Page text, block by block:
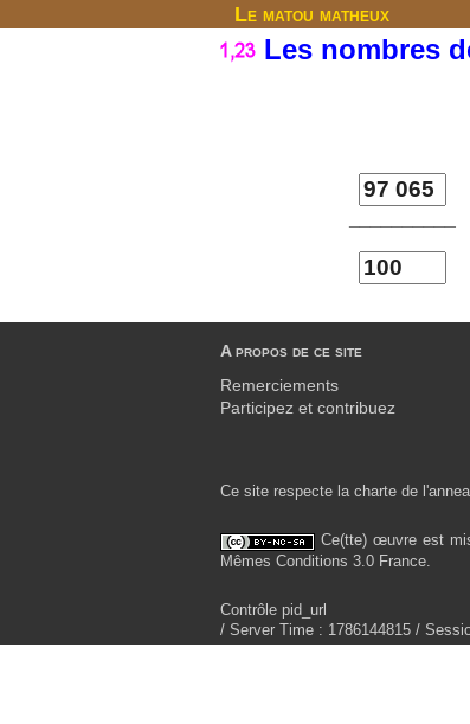
Le matou matheux
Les nombres
A propos de ce site
Remerciements
Participez et contribuez
Ce site respecte la charte de
Ce(tte) œuvre est
Mêmes Conditions 3.0 France.
Contrôle pid_url
/ Server Time : 1786144815 /